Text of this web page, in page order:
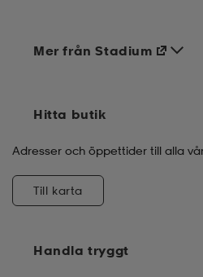
Handla tryggt
Mer från Stadium
Hitta butik
Adresser och öppettider till alla
Till karta